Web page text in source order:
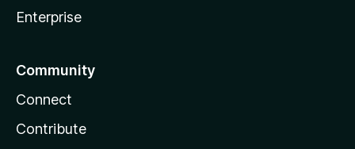
Enterprise
Community
Connect
Contribute